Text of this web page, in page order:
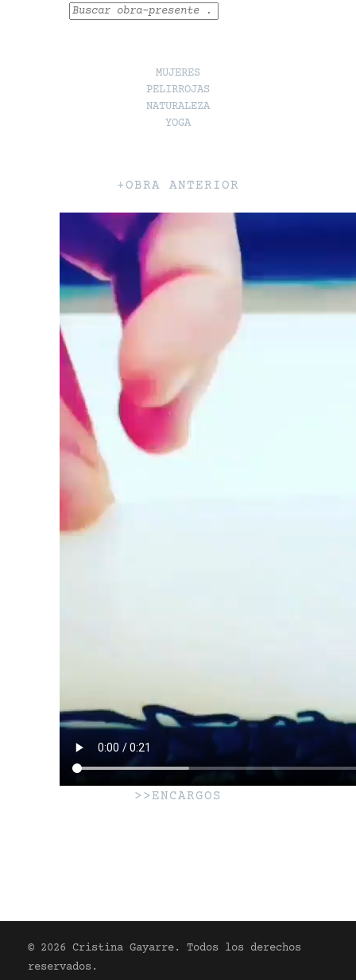
MUJERES
PELIRROJAS
NATURALEZA
YOGA
+OBRA ANTERIOR
>>ENCARGOS
© 2026 Cristina Gayarre. Todos los derechos
reservados.